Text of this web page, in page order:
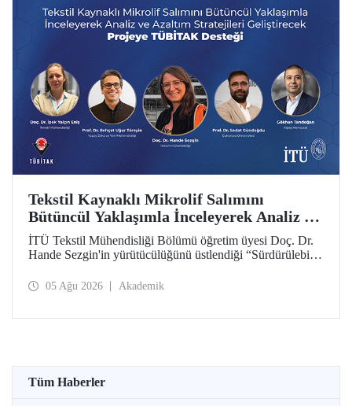
Tekstil Kaynaklı Mikrolif Salımını
Bütüncül Yaklaşımla İnceleyerek Analiz ve
Azaltım Stratejileri Geliştirecek Projeye
TÜBİTAK Desteği
İTÜ Tekstil Mühendisliği Bölümü öğretim üyesi Doç. Dr.
Hande Sezgin'in yürütücülüğünü üstlendiği “Sürdürülebilir
Koşullarına Bağlı Mikrolif Salımı: Aşınma, UV Maruziyeti
05 Ağu 2026 Akademik
Tüm Haberler